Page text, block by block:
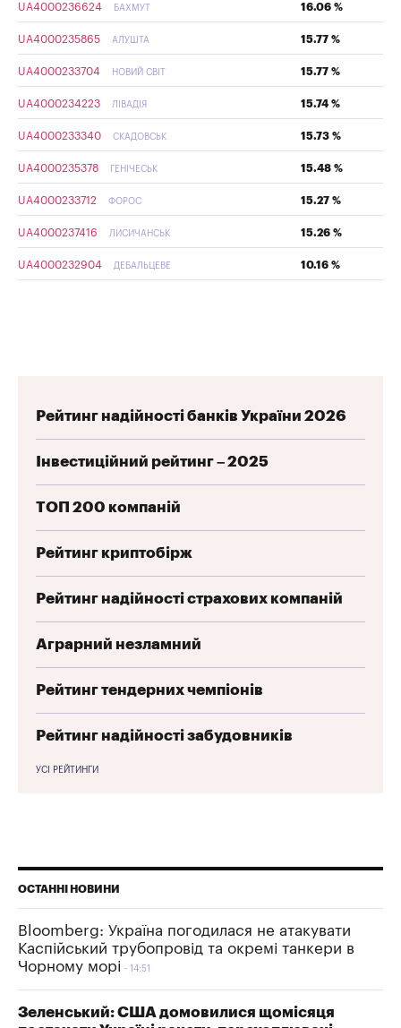
UA4000236624 БАХМУТ 16.06 %
UA4000235865 АЛУШТА 15.77 %
UA4000233704 НОВИЙ СВІТ 15.77 %
UA4000234223 ЛІВАДІЯ 15.74 %
UA4000233340 СКАДОВСЬК 15.73 %
UA4000235378 ГЕНІЧЕСЬК 15.48 %
UA4000233712 ФОРОС 15.27 %
UA4000237416 ЛИСИЧАНСЬК 15.26 %
UA4000232904 ДЕБАЛЬЦЕВЕ 10.16 %
Рейтинг надійності банків України 2026
Інвестиційний рейтинг – 2025
ТОП 200 компаній
Рейтинг криптобірж
Рейтинг надійності страхових компаній
Аграрний незламний
Рейтинг тендерних чемпіонів
Рейтинг надійності забудовників
УСІ РЕЙТИНГИ
ОСТАННІ НОВИНИ
Bloomberg: Україна погодилася не атакувати
Каспійський трубопровід та окремі танкери в
Чорному морі
14:51
Зеленський: США домовилися щомісяця